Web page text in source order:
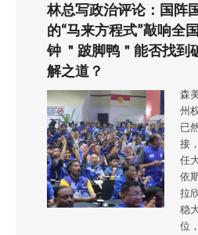
林总写政治评论：国阵
的“马来方程式”敲响全
钟 ＂跛脚鸭＂能否找到
解之道？
森
州
已
接
任
依
拉
稳
位